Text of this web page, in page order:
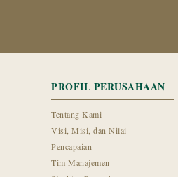
PROFIL PERUSAHAAN
Tentang Kami
Visi, Misi, dan Nilai
Pencapaian
Tim Manajemen